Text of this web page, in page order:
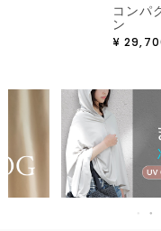
コンパ
ン
¥